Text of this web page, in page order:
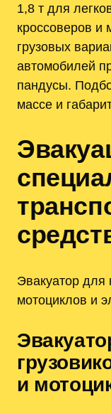
1,8 т для
кроссоверов и
грузовых
автомобилей
пандусы.
массе и
Эвакуатор для
мотоциклов и
и